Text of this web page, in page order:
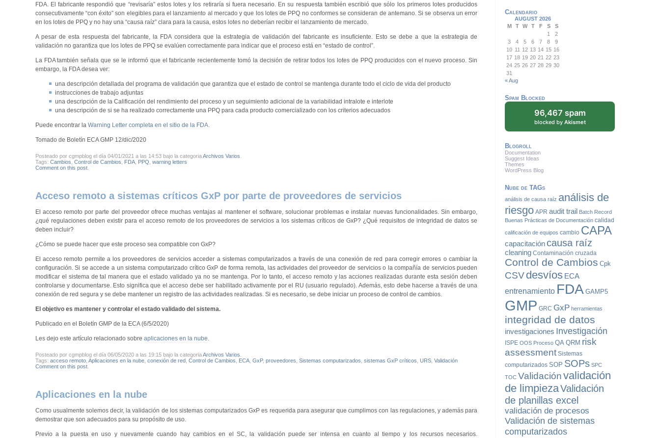
FDA. El fabricante respondió que “revisaría” estos lotes y los retiraría si fuera necesario. En su respuesta también escribió que sólo los primeros lotes producidos
consecutivamente “con éxito” son elegibles para el lanzamiento al mercado y que los lotes de PPQ no conformes se consideran de antemano. Si se observa un error
en los lotes de PPQ y no hay una “causa raíz” clara para la causa, estos lotes no deberían recibir el lanzamiento de mercado.
A pesar de esta respuesta del fabricante, la FDA considera que la estrategia de validación del fabricante es insuficiente. Esto se debe a que la estrategia de
validación no garantiza que los lotes de PPQ se evalúen correctamente para indicar que el proceso está en “estado de control”.
La FDA también señala que se le informó que el fabricante recientemente tomó la decisión de retirar todos los lotes de PPQ producidos con el nuevo proceso. Sin
embargo, la FDA desea ver:
una descripción detallada del programa de validación que garantiza que el estado de control se mantenga durante todo el ciclo de vida del producto
instrucciones de trabajo adjuntas
una descripción de la Calificación del rendimiento del proceso y un seguimiento adicional de la variabilidad intralote e interlote
una descripción de si se ha realizado correctamente una PPQ para cada producto comercializado con los criterios adecuados
Puede encontrar la Warning Letter completa en el sitio de la FDA.
Tomado de Boletín ECA GMP 12/dic/2020
Posteado por cgmpblog el día 04/01/2021 a las 14:53 bajo la categoriaArchivos Varios
Tags: Cambios Control de Cambios FDA, PPQ warning letters
Comment on this post.
Acceso remoto a sistemas críticos GxP por parte de proveedores de servicios
El acceso remoto por parte del proveedor ofrece muchas ventajas al mantener el software, solucionar problemas e instalar nuevas funcionalidades. Sin embargo,
¿qué regulaciones deben existir para el acceso remoto de los proveedores de servicios a los sistemas críticos de GxP? ¿Qué requisitos de integridad de datos se
deben incluir?
¿Cómo se puede hacer que este proceso sea compatible con GxP?
El acceso remoto permite a los proveedores de servicios acceder a sistemas computarizados a través de una conexión de red para corregir errores o cambiar la
configuración. Si se accede a un sistema computarizado crítico GxP de forma remota, las actividades del proveedor de servicios o la compañía de servicios pueden
modificar el sistema de tal manera que el estado validado ya no se mantenga. Por lo tanto, el acceso remoto y las acciones realizadas durante esta sesión deben
controlarse y documentarse. Esto significa que el acceso debe ser habilitado activamente por el RU (usuario regulado). Además, esto debe hacerse a través de una
conexión de red segura y se debe mantener un registro de las actividades realizadas. Si es necesario, se debe iniciar un proceso de control de cambios.
El objetivo es mantener y controlar el estado validado del sistema.
Publicado en el Boletín GMP de la ECA (6/5/2020)
Les dejo este artículo relacionado sobre aplicaciones en la nube.
Posteado por cgmpblog el día 06/05/2020 a las 19:15 bajo la categoriaArchivos Varios
Tags: acceso remoto, Aplicaciones en la nube, conexión de red, Control de Cambios ECA, GxP, proveedores Sistemas computarizados sistemas GxP críticos URS, Validación
Comment on this post.
Aplicaciones en la nube
Como usualmente solemos decir, la validación de los sistemas computarizados GxP es requerida para asegurar que cumplimos con las regulaciones, y además para
demostrar que son adecuados para su propósito de uso.
Previo a la puesta en uso y nuevamente cuando hay cambios en el SC, la validación puede ser intensa en cuanto al tiempo y los recursos necesarios.
Calendario
AUGUST 2026
M
T W T F S
S
1
2
3
4 5 6 7 8
9
10 11 12 13 14 15 16
17 18 19 20 21 22 23
24 25 26 27 28 29 30
31
« Aug
Spam Blocked
96,467 spam
blocked by Akismet
Blogroll
Documentation
Suggest Ideas
Themes
WordPress Blog
Nube de TAGs
análisis de causa raíz análisis de
riesgo APR audit trail Batch Record
Buenas Prácticas de Documentación calidad
calificación de equipos cambio CAPA
capacitacióncausa raíz
cleaning Contaminación cruzada
Control de Cambios Cpk
CSVdesvíos ECA
entrenamiento FDA GAMP5
GMP GRC GxP herramientas
integridad de datos
investigaciones Investigación
ISPE OOS Proceso QA QRM risk
assessment Sistemas
computarizados SOP SOPs SPC
TOC Validaciónvalidación
de limpiezaValidación
de planillas excel
validación de procesos
Validación de sistemas
computarizados